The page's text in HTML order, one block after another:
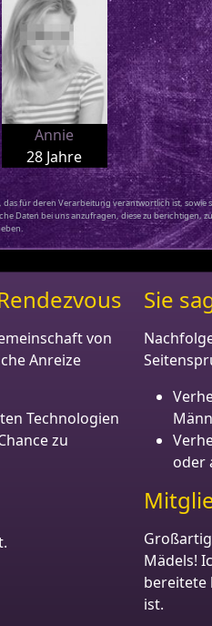
Annie
28 Jahre
für deren Verarbeitung verantwortlich ist,
Daten bei uns anzufragen, diese zu
von
Anreize
Technologien
zu
Sie
oder
Mädels!
bereitete
ist.